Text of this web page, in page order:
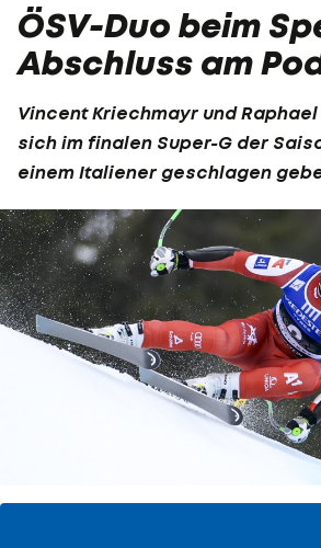
ÖSV-Duo beim
Abschluss am
Vincent Kriechmayr und
sich im finalen Super-G der
einem Italiener geschlagen